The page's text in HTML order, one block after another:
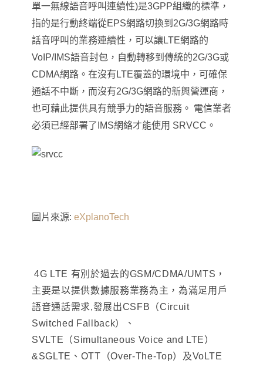
單一無線語音呼叫連續性)是3GPP組織的標準，
指的是行動終端從EPS網路切換到2G/3G網路時
話音呼叫的業務連續性 ， 可以讓LTE網路的
VoIP/IMS語音封包，自動轉移到傳統的2G/3G或
CDMA網路 。 在沒有LTE覆蓋的環境中，可確保
通話不中斷，而沒有2G/3G網路的新興營運商，
也可藉此提供具有競爭力的語音服務。 電信業者
必須已經部署了IMS網絡才能使用 SRVCC 。
圖片來源: eXplanoTech
4G LTE 有別於過去的GSM/CDMA/UMTS ，
主要是以提供數據服務業務為主 ， 為滿足用戶
語音通話需求,發展出CSFB（Circuit
Switched Fallback）、
SVLTE（Simultaneous Voice and LTE）
&SGLTE、OTT（Over-The-Top）及VoLTE